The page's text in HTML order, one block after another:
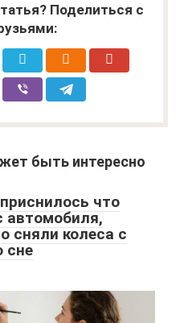
Поделиться с
быть интересно
что
автомобиля,
сняли колеса с
сне